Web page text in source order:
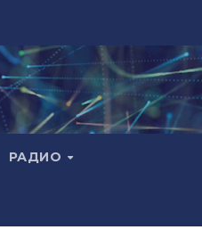
РАДИО